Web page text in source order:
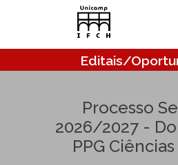
Pular para o conteúdo principal
Editais/
Processo
2026/2027 -
PPG